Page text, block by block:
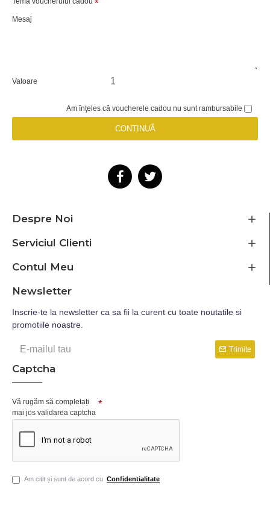
Mesaj
Valoare
Am înţeles că voucherele cadou nu sunt rambursabile
CONTINUĂ
Despre Noi
Serviciul Clienti
Contul Meu
Newsletter
Inscrie-te la newsletter ca sa fii la curent cu toate noutatile si
promotiile noastre.
Trimite
Captcha
Vă rugăm să completați
mai jos validarea captcha
Am citit și sunt de acord cu Confidentialitate